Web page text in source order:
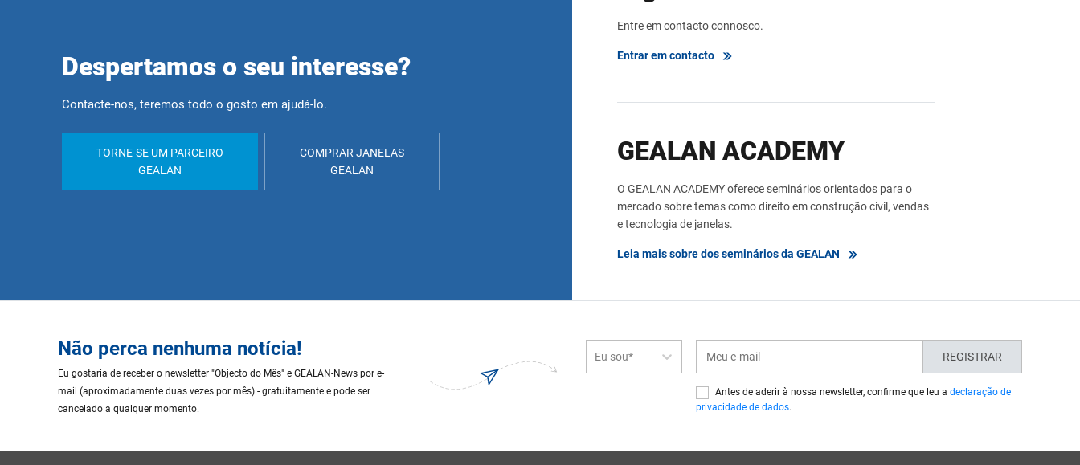
Despertamos o seu interesse?
Contacte-nos, teremos todo o gosto em ajudá-lo.
TORNE-SE UM PARCEIRO
GEALAN
COMPRAR JANELAS
GEALAN
Entre em contacto connosco.
Entrar em contacto
GEALAN ACADEMY
O GEALAN ACADEMY oferece seminários orientados para o
mercado sobre temas como direito em construção civil, vendas
e tecnologia de janelas.
Leia mais sobre dos seminários da GEALAN
Não perca nenhuma notícia!
Eu gostaria de receber o newsletter "Objecto do Mês" e GEALAN-News por e-
mail (aproximadamente duas vezes por mês) - gratuitamente e pode ser
cancelado a qualquer momento.
Eu sou* REGISTRAR
Antes de aderir à nossa newsletter, confirme que leu adeclaração de
privacidade de dados.